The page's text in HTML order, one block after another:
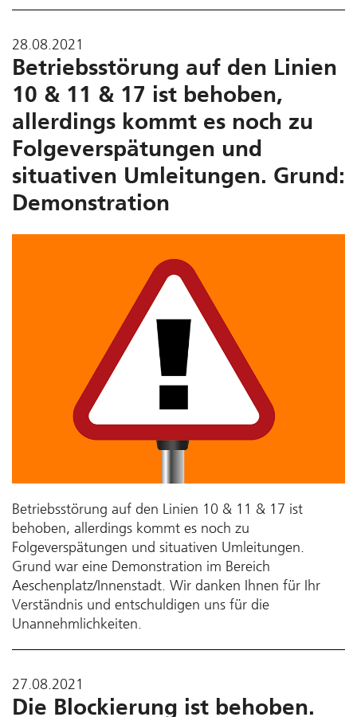
28.08.2021
Betriebsstörung auf den Linien
10 & 11 & 17 ist behoben,
allerdings kommt es noch zu
Folgeverspätungen und
situativen Umleitungen. Grund:
Demonstration
Betriebsstörung auf den Linien 10 & 11 & 17 ist
behoben, allerdings kommt es noch zu
Folgeverspätungen und situativen Umleitungen.
Grund war eine Demonstration im Bereich
Aeschenplatz/Innenstadt. Wir danken Ihnen für Ihr
Verständnis und entschuldigen uns für die
Unannehmlichkeiten.
27.08.2021
Die Blockierung ist behoben.